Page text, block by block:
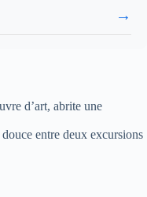
→
d’art, abrite une
entre deux excursions